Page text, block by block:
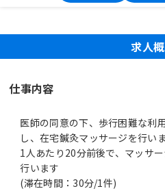
求人
仕事内容
医師の同意の下、歩行困難な利
し、在宅鍼灸マッサージを行い
1人あたり20分前後で、マッサ
行います
(滞在時間：30分/1件)